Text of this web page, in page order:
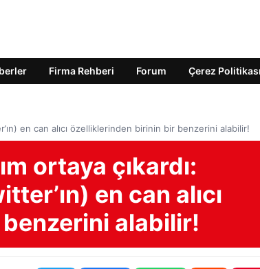
Firma Rehberi Forum Çerez Politikası
en can alıcı özelliklerinden birinin bir benzerini alabilir!
ortaya çıkardı:
en can alıcı
alabilir!